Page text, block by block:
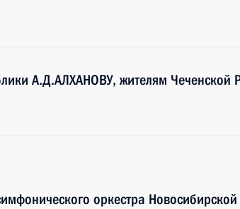
А.Д.АЛХАНОВУ, жителям Чеченской
оркестра Новосибирской